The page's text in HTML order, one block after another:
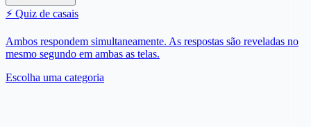
⚡ Quiz de casais
Ambos respondem simultaneamente. As respostas são reveladas no
mesmo segundo em ambas as telas.
Escolha uma categoria